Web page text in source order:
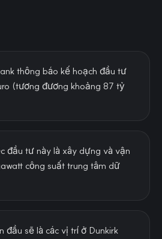
thông báo kế hoạch đầu tư
(tương đương khoảng 87 tỷ
đầu tư này là xây dựng và vận
công suất trung tâm dữ
đầu sẽ là các vị trí ở Dunkirk